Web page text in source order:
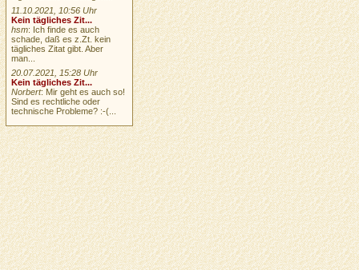
11.10.2021, 10:56 Uhr
Kein tägliches Zit...
hsm: Ich finde es auch
schade, daß es z.Zt. kein
tägliches Zitat gibt. Aber
man...
20.07.2021, 15:28 Uhr
Kein tägliches Zit...
Norbert: Mir geht es auch so!
Sind es rechtliche oder
technische Probleme? :-(...